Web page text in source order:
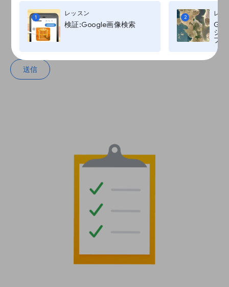
1
レッスン
検証:Google画像検索
2
レッ
ジ
プ,
0～5%
5～15%
送信